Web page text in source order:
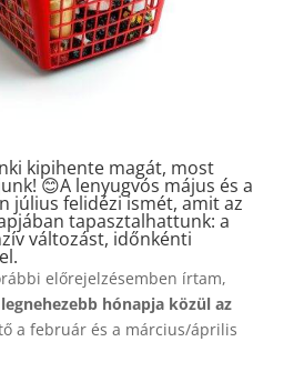
kipihente magát, most
😊A lenyugvós május és a
július felidézi ismét, amit az
tapasztalhattunk: a
változást, időnkénti
előrejelzésemben írtam,
hónapja közül az
a február és a március/április